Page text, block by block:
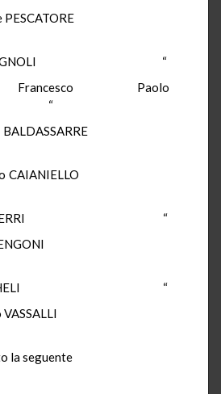
PESCATORE
SPAGNOLI “
Paolo
“
BALDASSARRE
CAIANIELLO
FERRI “
MENGONI
CHELI “
VASSALLI
la seguente